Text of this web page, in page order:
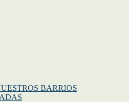
BARRIOS